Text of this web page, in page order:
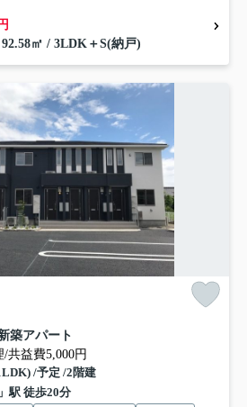
㎡ / 3LDK＋S(納戸)
築アパート
/共益費5,000円
/予定 /2階建
駅 徒歩20分